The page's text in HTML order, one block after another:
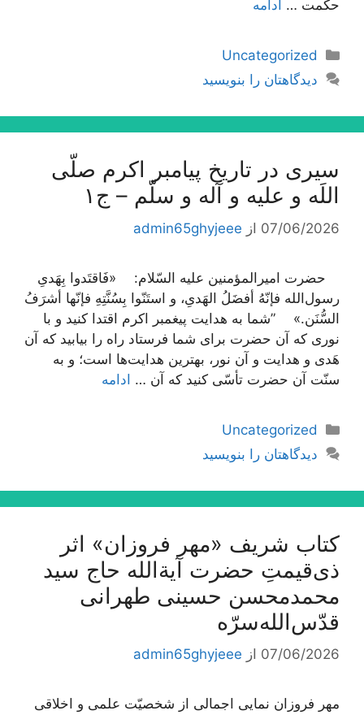
حكمت … ادامه
دسته‌ها
Uncategorized
دیدگاهتان را بنویسید
سیری در تاریخ پیامبر اکرم صلّی
اللَه و علیه و آله و سلّم – ج۱
07/06/2026 از admin65ghyjeee
حضرت امیرالمؤمنین علیه السّلام: «فَاقتَدوا بِهَدیِ
رسول‌الله فإنّهُ أفضَلُ الهَدیِ، و استَنّوا بِسُنَّتِهِ فإنّها أشرَفُ
السُّنَن.» ”شما به هدایت پیغمبر اکرم اقتدا کنید و با
نوری که آن حضرت برای شما فرستاد راه را بیابید که آن
هَدی و هدایت و آن نور، بهترین هدایت‌ها است؛ و به
سنّت آن حضرت تأسّی کنید که آن … ادامه
دسته‌ها
Uncategorized
دیدگاهتان را بنویسید
کتاب شریف «مهر فروزان» اثر
ذی‌قیمتِ حضرت آیة‌الله حاج سید
محمدمحسن حسینی طهرانی
قدّس‌الله‌سرّه
07/06/2026 از admin65ghyjeee
مهر فروزان نمایی اجمالی از شخصیّت علمی و اخلاقی